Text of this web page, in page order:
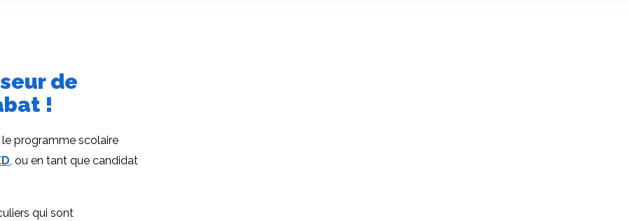
de
!
programme scolaire
, ou en tant que candidat
qui sont